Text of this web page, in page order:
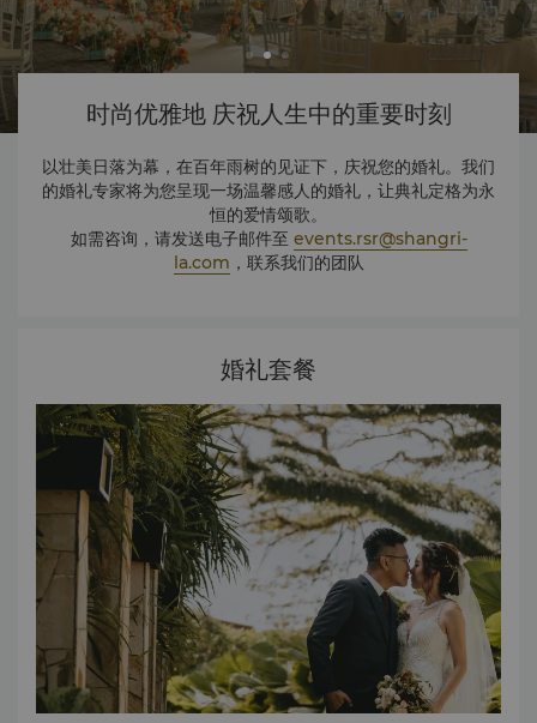
时尚优雅地 庆祝人生中的重要时刻
以壮美日落为幕，在百年雨树的见证下，庆祝您的婚礼。我们
的婚礼专家将为您呈现一场温馨感人的婚礼，让典礼定格为永
恒的爱情颂歌。
如需咨询，请发送电子邮件至 events.rsr@shangri-
la.com ，联系我们的团队
婚礼套餐